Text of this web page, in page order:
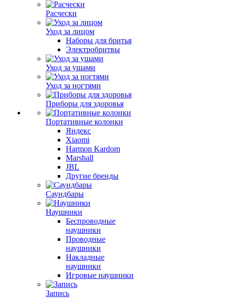
Расчески
Уход за лицом
Наборы для бритья
Электробритвы
Уход за ушами
Уход за ногтями
Приборы для здоровья
Портативные колонки
Яндекс
Xiaomi
Harmon Kardom
Marshall
JBL
Другие бренды
Саундбары
Наушники
Беспроводные
наушники
Проводные
наушники
Накладные
наушники
Игровые наушники
Запись